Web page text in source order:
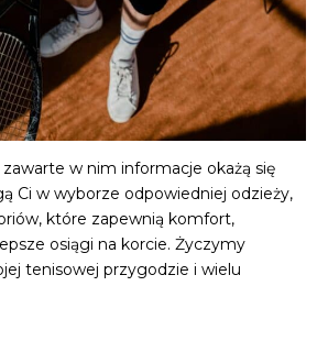
w nim informacje okażą się
Ci w wyborze odpowiedniej odzieży,
które zapewnią komfort,
osiągi na korcie. Życzymy
tenisowej przygodzie i wielu